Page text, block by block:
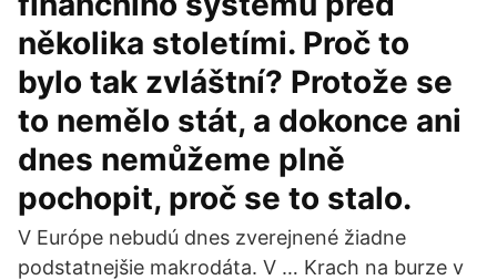
několika stoletími. Proč to
bylo tak zvláštní? Protože se
to nemělo stát, a dokonce ani
dnes nemůžeme plně
pochopit, proč se to stalo.
V Európe nebudú dnes zverejnené žiadne
podstatnejšie makrodáta. V … Krach na burze v